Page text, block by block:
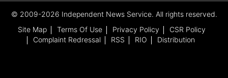
गम को भुलाने के लिए चुनी थी अभिनय की राह
अपराजिता भूषण के कला की दुनिया में कदम रखने की कहानी
© 2009-2026 Independent News Service. All rights reserved.
Site Map
Terms Of Use Privacy Policy
CSR Policy
Complaint Redressal
RSS RIO Distribution